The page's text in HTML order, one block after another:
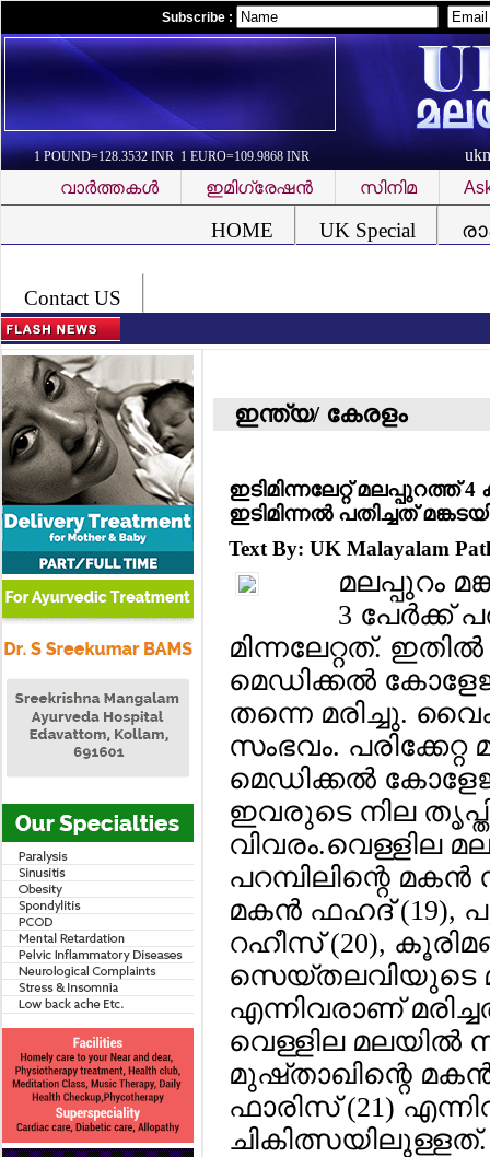
Subscribe :
1 POUND=128.3532 INR 1 EURO=109.9868 INR
വാര്‍ത്തകള്‍
ഇമിഗ്രേഷന്‍ സിനിമ
HOME UK Special
Contact US
ഇന്ത്യ/ കേരളം
ഇടിമിന്നലേറ്റ് മലപ്പുറത്ത്
ഇടിമിന്നല്‍ പതിച്ചത്
Text By: UK Malayalam
മലപ്പുറം
3 പേര്‍ക്ക്
മിന്നലേറ്റത്.
മെഡിക്കല്‍
തന്നെ മരിച്ചു.
സംഭവം.
മെഡിക്കല്‍
ഇവരുടെ നില
വിവരം.വെള്ളില
പറമ്പിലിന്റെ മകന്‍
മകന്‍ ഫഹദ് (19),
റഹീസ് (20),
സെയ്തലവിയുടെ
എന്നിവരാണ്
വെള്ളില മലയില്‍
മുഷ്താഖിന്റെ
ഫാരിസ് (21)
ചികിത്സയിലുള്ളത്.